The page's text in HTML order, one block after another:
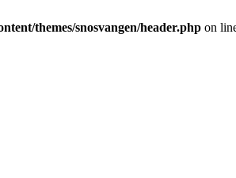
themes/snosvangen/header.php on